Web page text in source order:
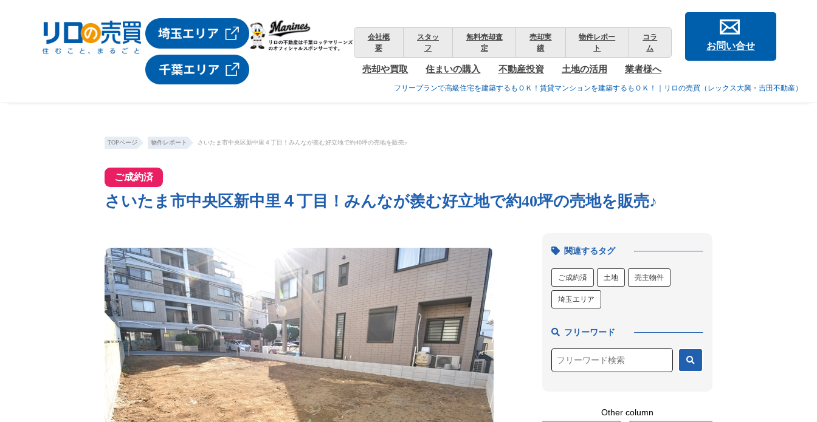
フリープランで高級住宅を建築するもＯＫ！賃貸マンションを建築するもＯＫ！｜リロの売買（レックス大興・吉田不動産）
会社概
要
スタッ
フ
無料売却査
定
売却実
績
物件レポー
ト
コラ
ム
売却や買取 住まいの購入 不動産投資 土地の活用 業者様へ
お問い合せ
TOPページ 物件レポート さいたま市中央区新中里４丁目！みんなが羨む好立地で約40坪の売地を販売♪
ご成約済
さいたま市中央区新中里４丁目！みんなが羨む好立地で約40坪の売地を販売♪
関連するタグ
ご成約済 土地 売主物件
埼玉エリア
フリーワード
Other column